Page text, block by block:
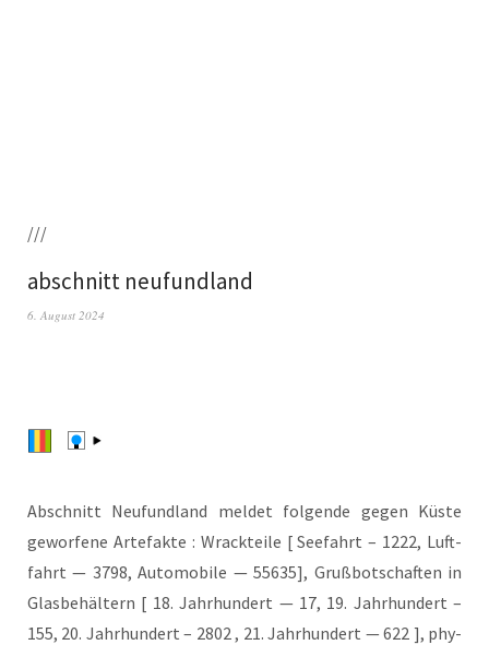
///
abschnitt neufundland
6. August 2024
Abschnitt Neu­fund­land mel­det fol­gen­de gegen Küs­te
gewor­fe­ne Arte­fak­te : Wrack­tei­le [ See­fahrt – 1222, Luft­
fahrt — 3798, Auto­mo­bi­le — 55635], Gruß­bot­schaf­ten in
Glas­be­häl­tern [ 18. Jahr­hun­dert — 17, 19. Jahr­hun­dert –
155, 20. Jahr­hun­dert – 2802 , 21. Jahr­hun­dert — 622 ], phy­